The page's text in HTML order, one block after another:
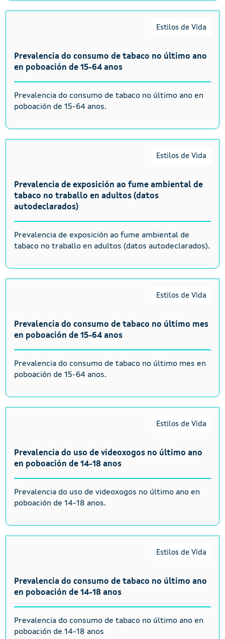
Estilos de Vida
Prevalencia do consumo de tabaco no último ano
en poboación de 15-64 anos
Prevalencia do consumo de tabaco no último ano en
poboación de 15-64 anos.
Estilos de Vida
Prevalencia de exposición ao fume ambiental de
tabaco no traballo en adultos (datos
autodeclarados)
Prevalencia de exposición ao fume ambiental de
tabaco no traballo en adultos (datos autodeclarados).
Estilos de Vida
Prevalencia do consumo de tabaco no último mes
en poboación de 15-64 anos
Prevalencia do consumo de tabaco no último mes en
poboación de 15-64 anos.
Estilos de Vida
Prevalencia do uso de videoxogos no último ano
en poboación de 14-18 anos
Prevalencia do uso de videoxogos no último ano en
poboación de 14-18 anos.
Estilos de Vida
Prevalencia do consumo de tabaco no último ano
en poboación de 14-18 anos
Prevalencia do consumo de tabaco no último ano en
poboación de 14-18 anos